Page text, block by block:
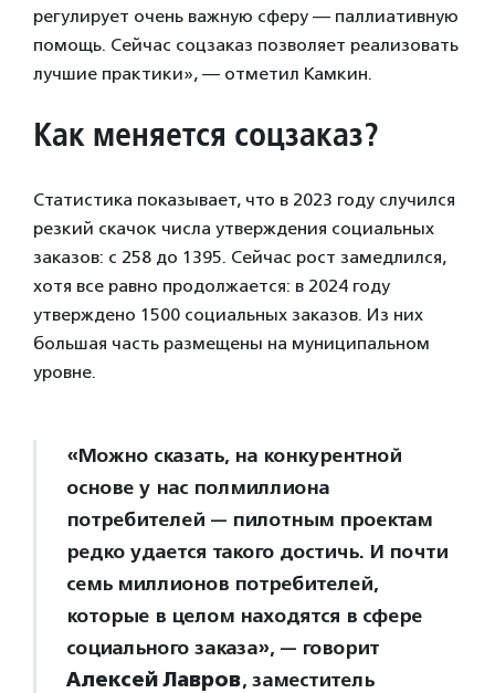
регулирует очень важную сферу — паллиативную
помощь. Сейчас соцзаказ позволяет реализовать
лучшие практики», — отметил Камкин.
Как меняется соцзаказ?
Статистика показывает, что в 2023 году случился
резкий скачок числа утверждения социальных
заказов: с 258 до 1395. Сейчас рост замедлился,
хотя все равно продолжается: в 2024 году
утверждено 1500 социальных заказов. Из них
большая часть размещены на муниципальном
уровне.
«Можно сказать, на конкурентной
основе у нас полмиллиона
потребителей — пилотным проектам
редко удается такого достичь. И почти
семь миллионов потребителей,
которые в целом находятся в сфере
социального заказа», — говорит
Алексей Лавров, заместитель